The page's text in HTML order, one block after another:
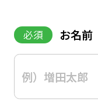
必須 お名前